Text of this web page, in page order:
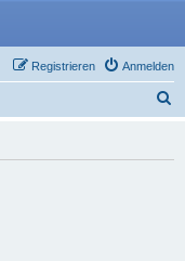
Anmelden
Registrieren